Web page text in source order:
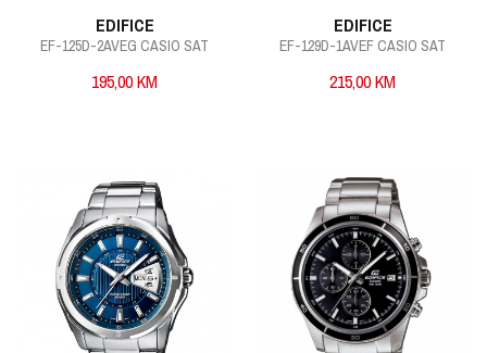
EDIFICE
EF-125D-2AVEG CASIO SAT
195,00KM
EDIFICE
EF-129D-1AVEF CASIO SAT
215,00KM